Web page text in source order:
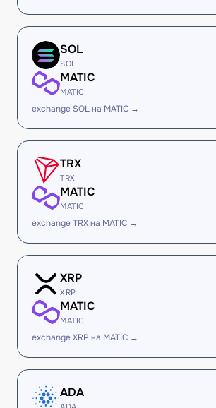
SOL
SOL
MATIC
MATIC
exchange SOL на MATIC →
TRX
TRX
MATIC
MATIC
exchange TRX на MATIC →
XRP
XRP
MATIC
MATIC
exchange XRP на MATIC →
ADA